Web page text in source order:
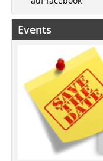
Events